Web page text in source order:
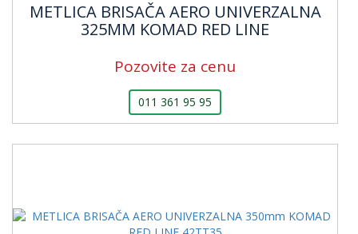
METLICA BRISAČA AERO UNIVERZALNA
325MM KOMAD RED LINE
Pozovite za cenu
011 361 95 95